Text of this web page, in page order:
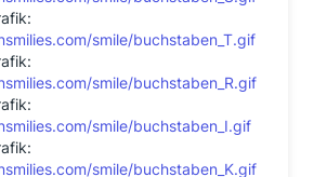
smile/buchstaben_T.gif
smile/buchstaben_R.gif
smile/buchstaben_I.gif
smile/buchstaben_K.gif